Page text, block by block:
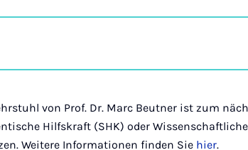
von Prof. Dr. Marc Beutner ist zum
Hilfskraft (SHK) oder
Weitere Informationen finden Sie hier.